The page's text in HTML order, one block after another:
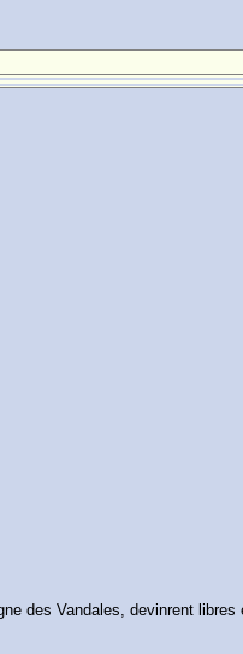
des Vandales, devinrent libres